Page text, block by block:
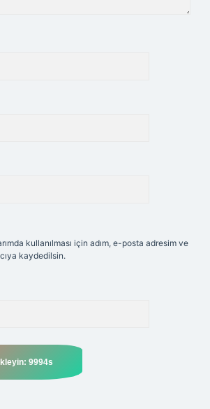
kullanılması için adım, e-posta adresim ve
kaydedilsin.